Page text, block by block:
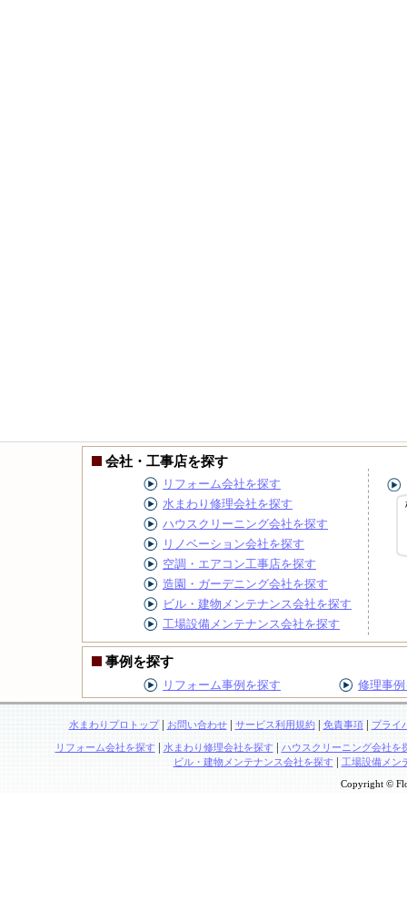
会社・工事店を探す
リフォーム会社を探す
水まわり修理会社を探す
ハウスクリーニング会社を探す
リノベーション会社を探す
空調・エアコン工事店を探す
造園・ガーデニング会社を探す
ビル・建物メンテナンス会社を探す
工場設備メンテナンス会社を探す
事例を探す
リフォーム事例を探す 修理事
水まわりプロトップ| お問い合わせ| サービス利用規約| 免責事項| プライ
リフォーム会社を探す | 水まわり修理会社を探す | ハウスクリーニング会社を
ビル・建物メンテナンス会社を探す| 工場設備メン
Copyright ©